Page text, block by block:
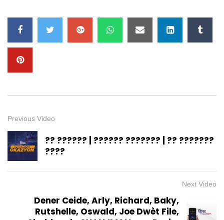
Previous Video
?? ?????? | ?????? ??????? | ?? ???????
????
Next Video
Dener Ceide, Arly, Richard, Baky,
Rutshelle, Oswald, Joe Dwèt File,